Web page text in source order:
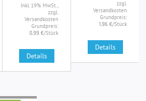
Inkl. 19% MwSt.,
zzgl.
Versandkosten
Grundpreis:
0,99 €/Stück
Details
zzgl.
Versandkosten
Grundpreis:
1,96 €/Stück
Details